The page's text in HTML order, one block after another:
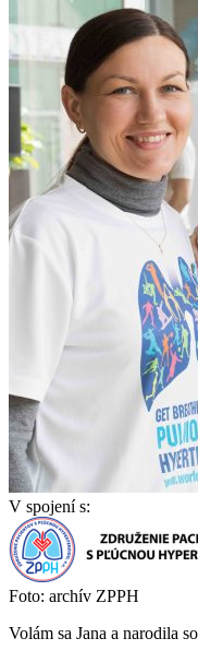
V spojení s:
Foto: archív ZPPH
Volám sa Jana a narodila